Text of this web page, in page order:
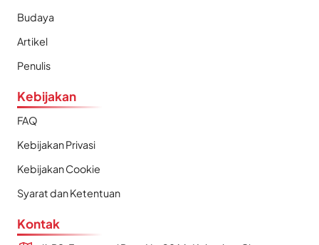
Budaya
Artikel
Penulis
Kebijakan
FAQ
Kebijakan Privasi
Kebijakan Cookie
Syarat dan Ketentuan
Kontak